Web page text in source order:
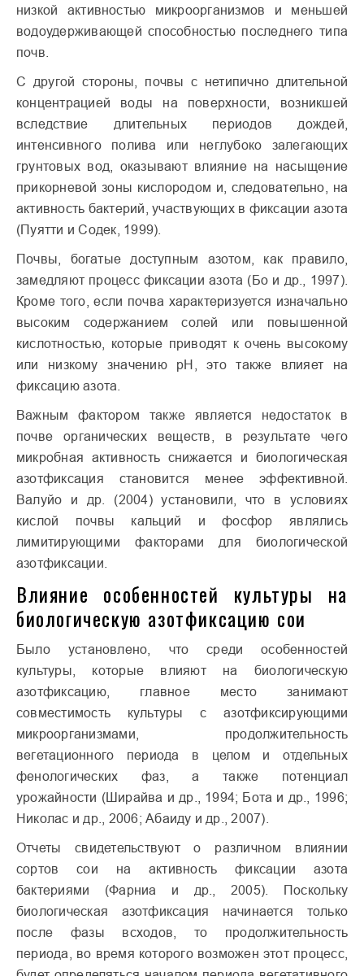
низкой активностью микроорганизмов и меньшей
водоудерживающей способностью последнего типа
почв.
С другой стороны, почвы с нетипично длительной
концентрацией воды на поверхности, возникшей
вследствие длительных периодов дождей,
интенсивного полива или неглубоко залегающих
грунтовых вод, оказывают влияние на насыщение
прикорневой зоны кислородом и, следовательно, на
активность бактерий, участвующих в фиксации азота
(Пуятти и Содек, 1999).
Почвы, богатые доступным азотом, как правило,
замедляют процесс фиксации азота (Бo и др., 1997).
Кроме того, если почва характеризуется изначально
высоким содержанием солей или повышенной
кислотностью, которые приводят к очень высокому
или низкому значению рН, это также влияет на
фиксацию азота.
Важным фактором также является недостаток в
почве органических веществ, в результате чего
микробная активность снижается и биологическая
азотфиксация становится менее эффективной.
Валуйо и др. (2004) установили, что в условиях
кислой почвы кальций и фосфор являлись
лимитирующими факторами для биологической
азотфиксации.
Влияние особенностей культуры на
биологическую азотфиксацию сои
Было установлено, что среди особенностей
культуры, которые влияют на биологическую
азотфиксацию, главное место занимают
совместимость культуры с азотфиксирующими
микроорганизмами, продолжительность
вегетационного периода в целом и отдельных
фенологических фаз, а также потенциал
урожайности (Ширайва и др., 1994; Бота и др., 1996;
Николас и др., 2006; Абаиду и др., 2007).
Отчеты свидетельствуют о различном влиянии
сортов сои на активность фиксации азота
бактериями (Фарниа и др., 2005). Поскольку
биологическая азотфиксация начинается только
после фазы всходов, то продолжительность
периода, во время которого возможен этот процесс,